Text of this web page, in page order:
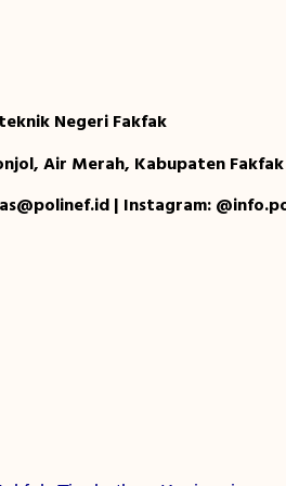
Negeri Fakfak
Air Merah, Kabupaten Fakfak
| Instagram: